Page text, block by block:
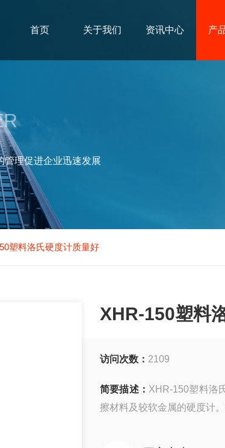
首页 关于我们 资讯中心 产
管理促进企业迅速发展
塑料洛氏硬度计质量好
XHR-150塑料
访问次数： 2109
简要描述： XHR-150塑料洛
擦材料及较软金属的硬度计